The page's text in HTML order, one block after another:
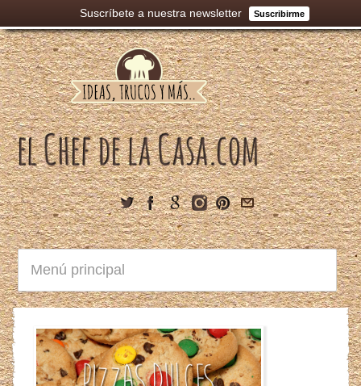
Suscríbete a nuestra newsletter Suscribirme